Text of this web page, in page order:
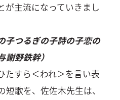
が主流になっていきまし
子つるぎの子詩の子恋の
野鉄幹）
たすら＜われ＞を言い表
歌を、佐佐木先生は、